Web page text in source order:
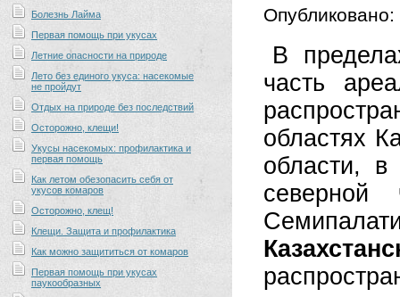
Болезнь Лайма
Первая помощь при укусах
Летние опасности на природе
Лето без единого укуса: насекомые
не пройдут
Отдых на природе без последствий
Осторожно, клещи!
Укусы насекомых: профилактика и
первая помощь
Как летом обезопасить себя от
укусов комаров
Осторожно, клещ!
Клещи. Защита и профилактика
Как можно защититься от комаров
Первая помощь при укусах
паукообразных
Опубликовано:
В
часть
областях
области, в
северной